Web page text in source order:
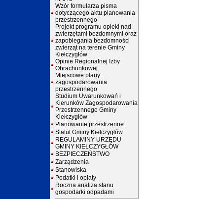
Wzór formularza pisma
dotyczącego aktu planowania
przestrzennego
Projekt programu opieki nad
zwierzętami bezdomnymi oraz
zapobiegania bezdomności
zwierząt na terenie Gminy
Kiełczygłów
Opinie Regionalnej Izby
Obrachunkowej
Miejscowe plany
zagospodarowania
przestrzennego
Studium Uwarunkowań i
Kierunków Zagospodarowania
Przestrzennego Gminy
Kiełczygłów
Planowanie przestrzenne
Statut Gminy Kiełczygłów
REGULAMINY URZĘDU
GMINY KIEŁCZYGŁÓW
BEZPIECZEŃSTWO
Zarządzenia
Stanowiska
Podatki i opłaty
Roczna analiza stanu
gospodarki odpadami